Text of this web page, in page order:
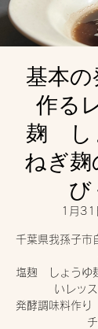
基本
作る
麹 し
ねぎ
び
1月31
千葉県我孫子
塩麹 しょうゆ
いレッ
発酵調味料作